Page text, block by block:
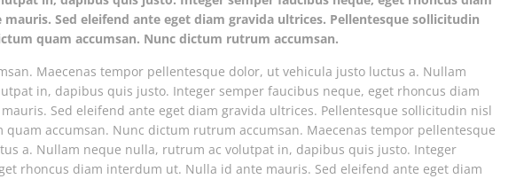
Sed eleifend ante eget diam gravida ultrices. Pellentesque sollicitudin
quam accumsan. Nunc dictum rutrum accumsan.
Maecenas tempor pellentesque dolor, ut vehicula justo luctus a. Nullam
in, dapibus quis justo. Integer semper faucibus neque, eget rhoncus diam
Sed eleifend ante eget diam gravida ultrices. Pellentesque sollicitudin nisl
quam accumsan. Nunc dictum rutrum accumsan. Maecenas tempor pellentesque
a. Nullam neque nulla, rutrum ac volutpat in, dapibus quis justo. Integer
rhoncus diam interdum ut. Nulla id ante mauris. Sed eleifend ante eget diam